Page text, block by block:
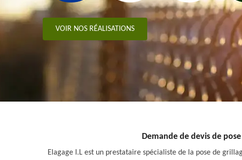
VOIR NOS RÉALISATIONS
Demande de devis de
Elagage I.L est un prestataire spécialiste de la pose de